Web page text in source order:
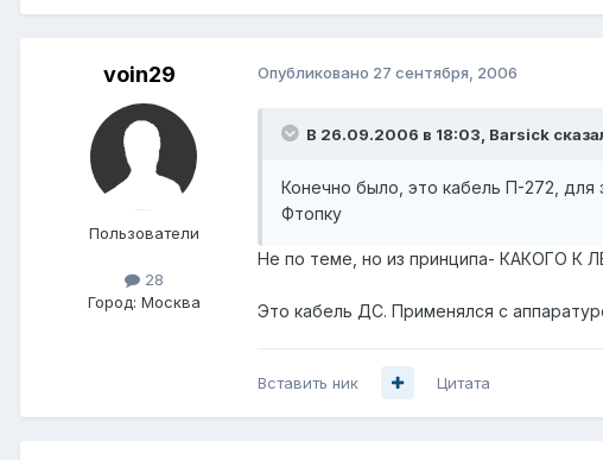
voin29
Пользователи
28
Город: Москва
Опубликовано 27 сентября, 2006
В 26.09.2006 в 18:03, Barsick
Конечно было, это кабель П-272,
Фтопку
Не по теме, но из принципа- КАКОГО
Это кабель ДС. Применялся с
Вставить ник Цитата